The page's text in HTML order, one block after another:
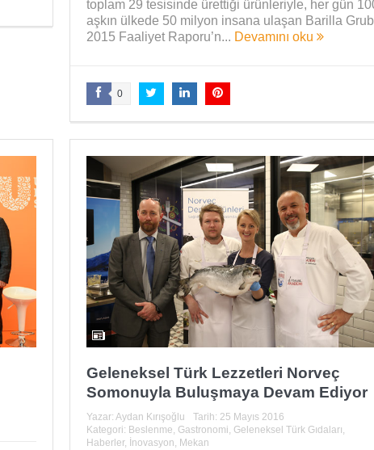
toplam 29 tesisinde ürettiği ürünleriyle, her gün
aşkın ülkede 50 milyon insana ulaşan Barilla
2015 Faaliyet Raporu’n... Devamını oku
0
Geleneksel Türk Lezzetleri Norveç
Somonuyla Buluşmaya Devam Ediyor
Yazar: Aydan Kırışoğlu Tarih: 25 Mayıs 2016
Kategori: Beslenme, Gastronomi, Geleneksel Türk Gıdaları,
Haberler, İnovasyon, Mekan